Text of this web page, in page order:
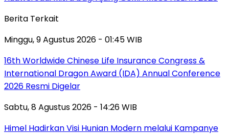
Berita Terkait
Minggu, 9 Agustus 2026 - 01:45 WIB
16th Worldwide Chinese Life Insurance Congress &
International Dragon Award (IDA) Annual Conference
2026 Resmi Digelar
Sabtu, 8 Agustus 2026 - 14:26 WIB
Himel Hadirkan Visi Hunian Modern melalui Kampanye